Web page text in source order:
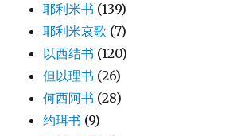
耶利米书 (139)
耶利米哀歌 (7)
以西结书 (120)
但以理书 (26)
何西阿书 (28)
约珥书 (9)